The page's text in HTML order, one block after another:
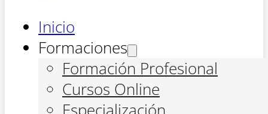
Inicio
Formaciones
Formación Profesional
Cursos Online